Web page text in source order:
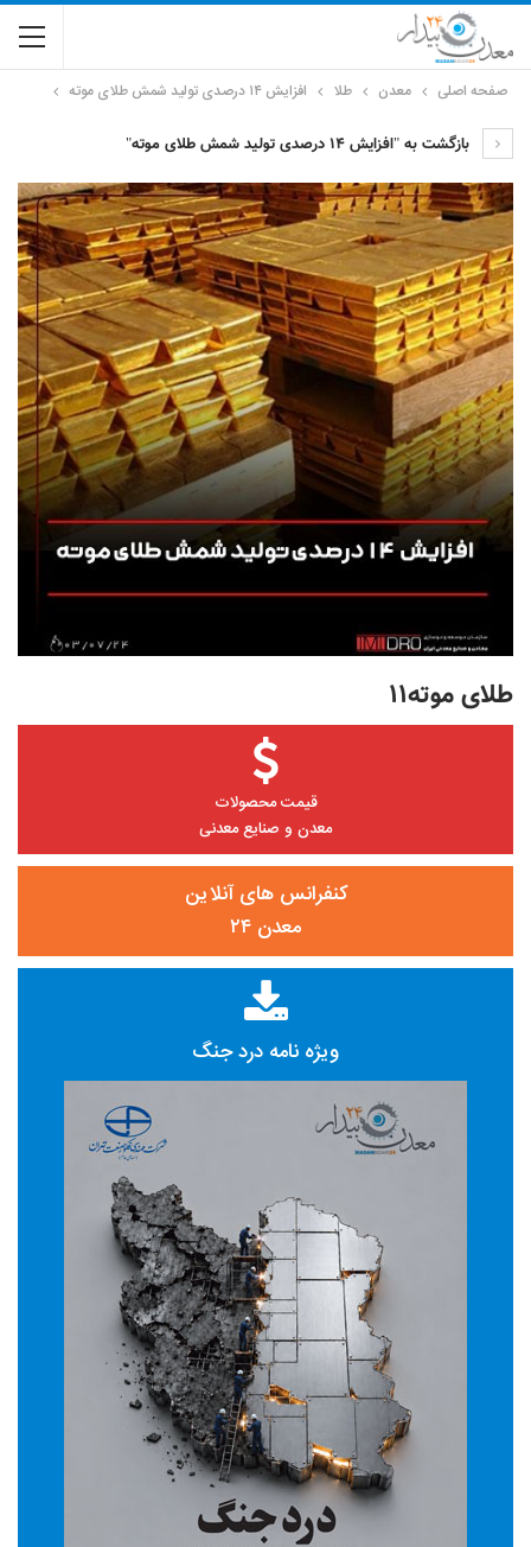
صفحه اصلی معدن طلا افزایش ۱۴ درصدی تولید شمش طلای موته
بازگشت به "افزایش ۱۴ درصدی تولید شمش طلای موته"
طلای موته۱۱
قیمت محصولات
معدن و صنایع معدنی
کنفرانس های آنلاین
معدن ۲۴
ویژه نامه درد جنگ